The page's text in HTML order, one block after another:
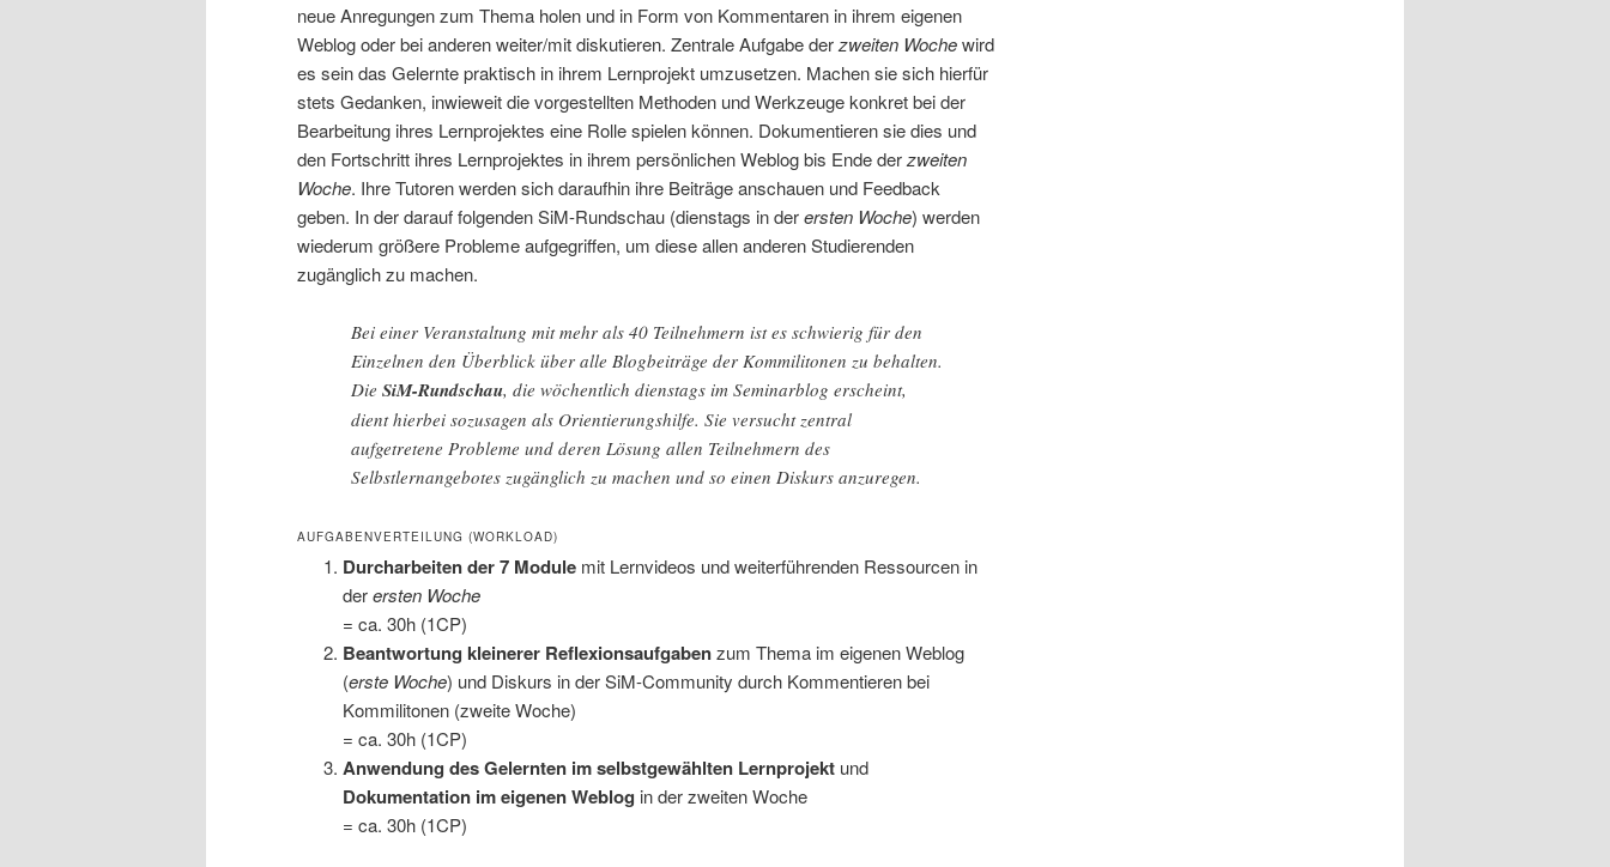
neue Anregungen zum Thema holen und in Form von Kommentaren in ihrem eigenen
Weblog oder bei anderen weiter/mit diskutieren. Zentrale Aufgabe derzweiten Wochewird
es sein das Gelernte praktisch in ihrem Lernprojekt umzusetzen. Machen sie sich hierfür
stets Gedanken, inwieweit die vorgestellten Methoden und Werkzeuge konkret bei der
Bearbeitung ihres Lernprojektes eine Rolle spielen können. Dokumentieren sie dies und
den Fortschritt ihres Lernprojektes in ihrem persönlichen Weblog bis Ende derzweiten
Woche. Ihre Tutoren werden sich daraufhin ihre Beiträge anschauen und Feedback
geben. In der darauf folgenden SiM-Rundschau (dienstags in derersten Woche) werden
wiederum größere Probleme aufgegriffen, um diese allen anderen Studierenden
zugänglich zu machen.
Bei einer Veranstaltung mit mehr als 40 Teilnehmern ist es schwierig für den
Einzelnen den Überblick über alle Blogbeiträge der Kommilitonen zu behalten.
Die SiM-Rundschau, die wöchentlich dienstags im Seminarblog erscheint,
dient hierbei sozusagen als Orientierungshilfe. Sie versucht zentral
aufgetretene Probleme und deren Lösung allen Teilnehmern des
Selbstlernangebotes zugänglich zu machen und so einen Diskurs anzuregen.
AUFGABENVERTEILUNG (WORKLOAD)
Durcharbeiten der 7 Modulemit Lernvideos und weiterführenden Ressourcen in
derersten Woche
= ca. 30h (1CP)
Beantwortung kleinerer Reflexionsaufgabenzum Thema im eigenen Weblog
(erste Woche) und Diskurs in der SiM-Community durch Kommentieren bei
Kommilitonen (zweite Woche)
= ca. 30h (1CP)
Anwendung des Gelernten im selbstgewählten Lernprojektund
Dokumentation im eigenen Weblog in der zweiten Woche
= ca. 30h (1CP)